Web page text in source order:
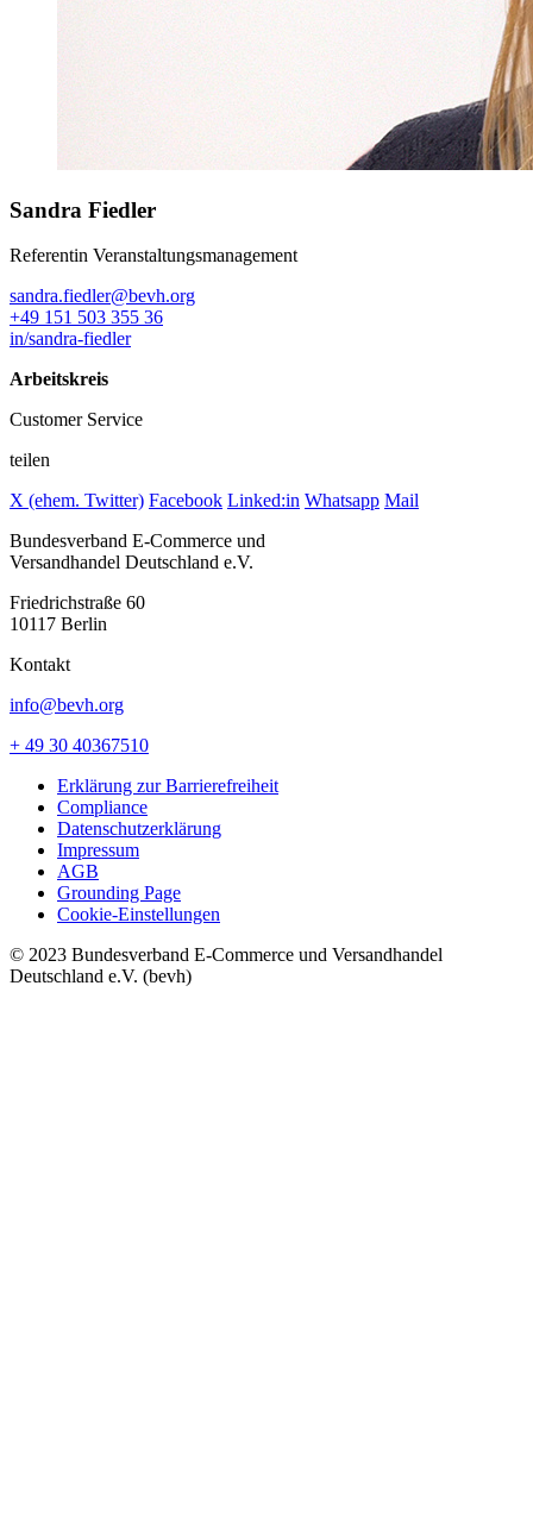
Sandra Fiedler
Referentin Veranstaltungsmanagement
sandra.fiedler@bevh.org
+49 151 503 355 36
in/sandra-fiedler
Arbeitskreis
Customer Service
teilen
X (ehem. Twitter) Facebook Linked:in Whatsapp Mail
Bundesverband E-Commerce und
Versandhandel Deutschland e.V.
Friedrichstraße 60
10117 Berlin
Kontakt
info@bevh.org
+ 49 30 40367510
Erklärung zur Barrierefreiheit
Compliance
Datenschutzerklärung
Impressum
AGB
Grounding Page
Cookie-Einstellungen
© 2023 Bundesverband E-Commerce und Versandhandel
Deutschland e.V. (bevh)